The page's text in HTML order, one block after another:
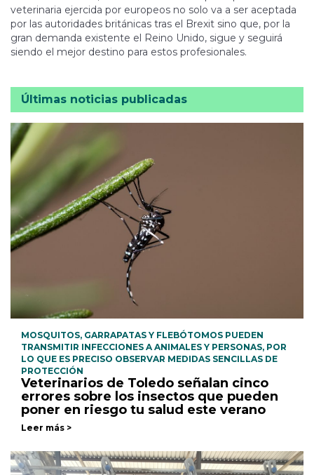
veterinaria ejercida por europeos no solo va a ser aceptada
por las autoridades británicas tras el Brexit sino que, por la
gran demanda existente el Reino Unido, sigue y seguirá
siendo el mejor destino para estos profesionales.
Últimas noticias publicadas
MOSQUITOS, GARRAPATAS Y FLEBÓTOMOS PUEDEN
TRANSMITIR INFECCIONES A ANIMALES Y PERSONAS, POR
LO QUE ES PRECISO OBSERVAR MEDIDAS SENCILLAS DE
PROTECCIÓN
Veterinarios de Toledo señalan cinco
errores sobre los insectos que pueden
poner en riesgo tu salud este verano
Leer más >